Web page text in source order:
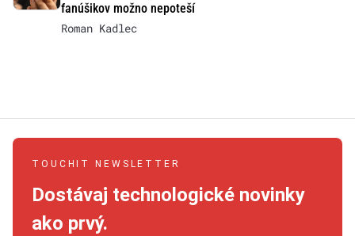
fanúšikov možno nepoteší
Roman Kadlec
TOUCHIT NEWSLETTER
Dostávaj technologické novinky
ako prvý.